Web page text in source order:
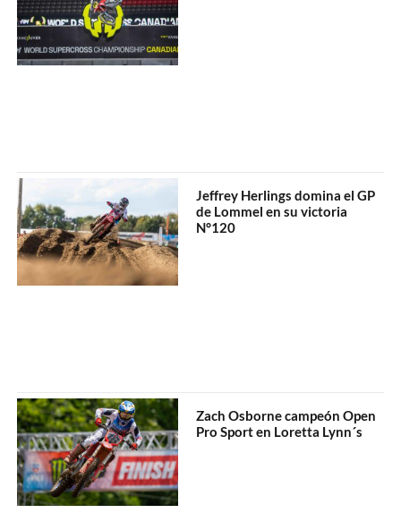
Jeffrey Herlings domina el GP
de Lommel en su victoria
N°120
Zach Osborne campeón Open
Pro Sport en Loretta Lynn´s